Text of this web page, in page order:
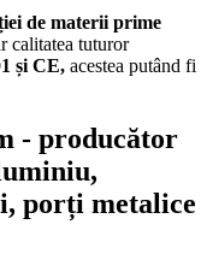
de materii prime
calitatea tuturor
și CE, acestea putând fi
- producător
porți metalice